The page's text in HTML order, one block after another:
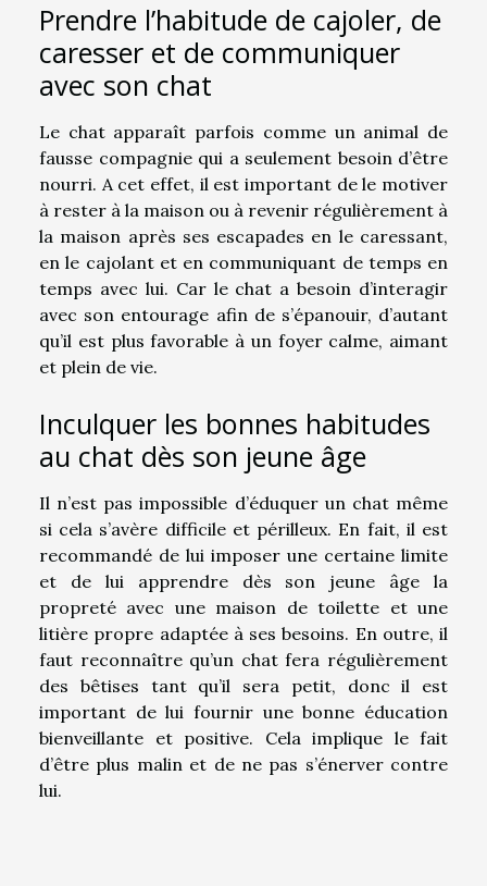
Prendre l’habitude de cajoler, de
caresser et de communiquer
avec son chat
Le chat apparaît parfois comme un animal de
fausse compagnie qui a seulement besoin d’être
nourri. A cet effet, il est important de le motiver
à rester à la maison ou à revenir régulièrement à
la maison après ses escapades en le caressant,
en le cajolant et en communiquant de temps en
temps avec lui. Car le chat a besoin d’interagir
avec son entourage afin de s’épanouir, d’autant
qu’il est plus favorable à un foyer calme, aimant
et plein de vie.
Inculquer les bonnes habitudes
au chat dès son jeune âge
Il n’est pas impossible d’éduquer un chat même
si cela s’avère difficile et périlleux. En fait, il est
recommandé de lui imposer une certaine limite
et de lui apprendre dès son jeune âge la
propreté avec une maison de toilette et une
litière propre adaptée à ses besoins. En outre, il
faut reconnaître qu’un chat fera régulièrement
des bêtises tant qu’il sera petit, donc il est
important de lui fournir une bonne éducation
bienveillante et positive. Cela implique le fait
d’être plus malin et de ne pas s’énerver contre
lui.